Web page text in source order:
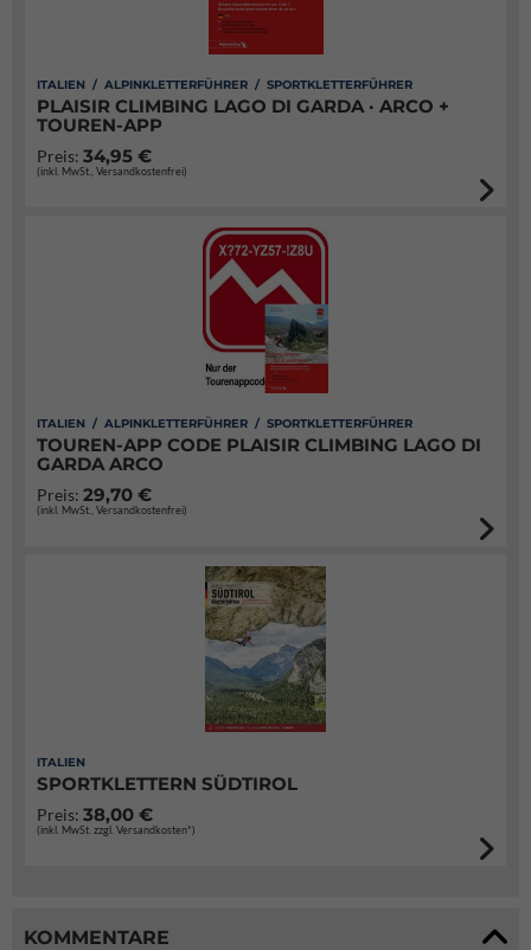
ITALIEN / ALPINKLETTERFÜHRER / SPORTKLETTERFÜHRER
PLAISIR CLIMBING LAGO DI GARDA · ARCO +
TOUREN-APP
Preis: 34,95 €
(inkl. MwSt., Versandkostenfrei)
ITALIEN / ALPINKLETTERFÜHRER / SPORTKLETTERFÜHRER
TOUREN-APP CODE PLAISIR CLIMBING LAGO DI
GARDA ARCO
Preis: 29,70 €
(inkl. MwSt., Versandkostenfrei)
ITALIEN
SPORTKLETTERN SÜDTIROL
Preis: 38,00 €
(inkl. MwSt. zzgl. Versandkosten*)
KOMMENTARE